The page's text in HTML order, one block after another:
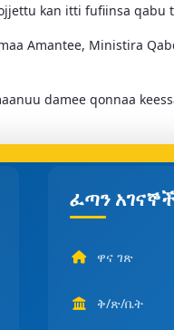
kan itti fufiinsa qabu
Amantee, Ministira
damee qonnaa
ፈጣን
ዋና ገጽ
ቅ/ጽ/ቤት